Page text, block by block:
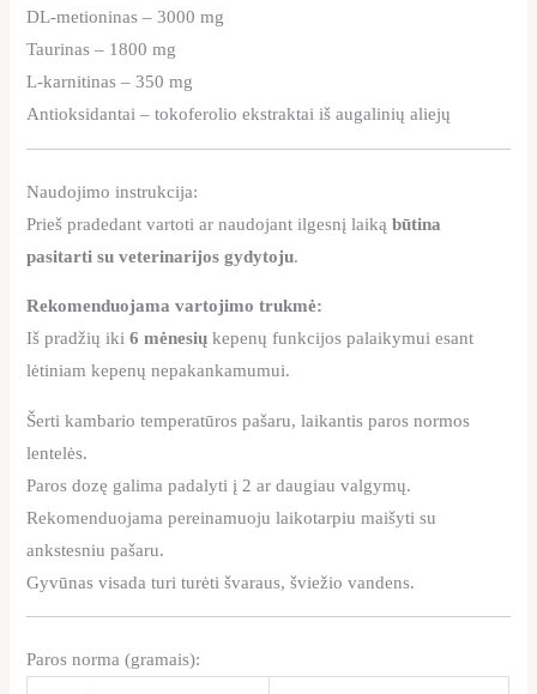
DL-metioninas – 3000 mg
Taurinas – 1800 mg
L-karnitinas – 350 mg
Antioksidantai – tokoferolio ekstraktai iš augalinių aliejų
Naudojimo instrukcija:
Prieš pradedant vartoti ar naudojant ilgesnį laikąbūtina
pasitarti su veterinarijos gydytoju.
Rekomenduojama vartojimo trukmė:
Iš pradžių iki6 mėnesių kepenų funkcijos palaikymui esant
lėtiniam kepenų nepakankamumui.
Šerti kambario temperatūros pašaru, laikantis paros normos
lentelės.
Paros dozę galima padalyti į 2 ar daugiau valgymų.
Rekomenduojama pereinamuoju laikotarpiu maišyti su
ankstesniu pašaru.
Gyvūnas visada turi turėti švaraus, šviežio vandens.
Paros norma (gramais):